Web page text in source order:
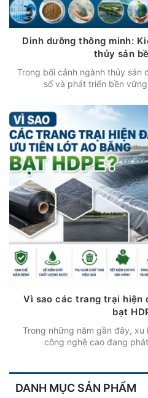
Dinh dưỡng thông minh:
thủy sản
Trong bối cảnh ngành thủy sản
số và phát triển bền
Vì sao các trang trại hiện
bạt
Trong những năm gần đây,
công nghệ cao đang
DANH MỤC SẢN PHẨM